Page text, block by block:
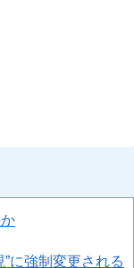
に強制変更される